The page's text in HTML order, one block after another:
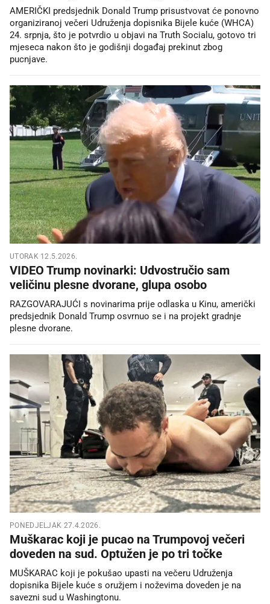
AMERIČKI predsjednik Donald Trump prisustvovat će ponovno
organiziranoj večeri Udruženja dopisnika Bijele kuće (WHCA)
24. srpnja, što je potvrdio u objavi na Truth Socialu, gotovo tri
mjeseca nakon što je godišnji događaj prekinut zbog
pucnjave.
UTORAK 12.5.2026.
VIDEO Trump novinarki: Udvostručio sam
veličinu plesne dvorane, glupa osobo
RAZGOVARAJUĆI s novinarima prije odlaska u Kinu, američki
predsjednik Donald Trump osvrnuo se i na projekt gradnje
plesne dvorane.
PONEDJELJAK 27.4.2026.
Muškarac koji je pucao na Trumpovoj večeri
doveden na sud. Optužen je po tri točke
MUŠKARAC koji je pokušao upasti na večeru Udruženja
dopisnika Bijele kuće s oružjem i noževima doveden je na
savezni sud u Washingtonu.